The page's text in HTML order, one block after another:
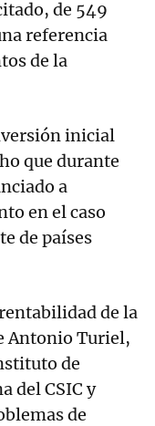
de 549
referencia
de la
inicial
que durante
a
en el caso
de países
de la
Antonio Turiel,
de
del CSIC y
de